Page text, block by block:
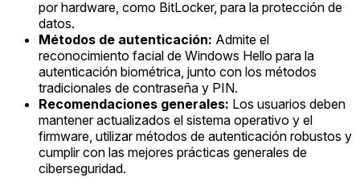
por hardware, como BitLocker, para la protección de
datos.
Métodos de autenticación: Admite el
reconocimiento facial de Windows Hello para la
autenticación biométrica, junto con los métodos
tradicionales de contraseña y PIN.
Recomendaciones generales: Los usuarios deben
mantener actualizados el sistema operativo y el
firmware, utilizar métodos de autenticación robustos y
cumplir con las mejores prácticas generales de
ciberseguridad.